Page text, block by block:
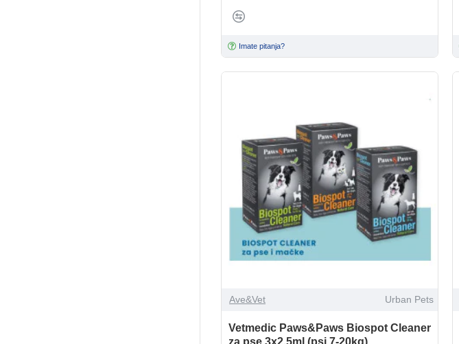
Imate pitanja?
Ave&Vet Urban Pets
Vetmedic Paws&Paws Biospot Cleaner
za pse 3x2.5ml (psi 7-20kg)